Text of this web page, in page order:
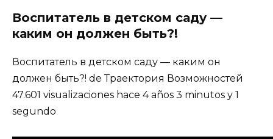
Воспитатель в детском саду —
каким он должен быть?!
Воспитатель в детском саду — каким он
должен быть?! de Траектория Возможностей
47.601 visualizaciones hace 4 años 3 minutos y 1
segundo